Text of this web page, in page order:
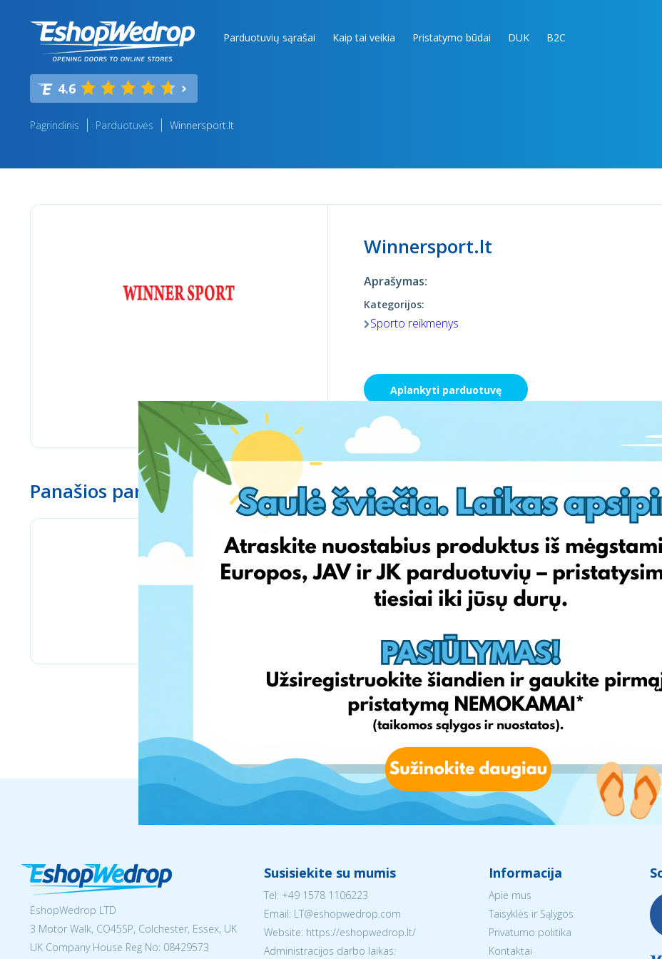
Parduotuvių sąrašai Kaip tai veikia Pristatymo būdai DUK B2C
4.6
Pagrindinis Parduotuvės Winnersport.lt
Winnersport.lt
Aprašymas:
Kategorijos:
Sporto reikmenys
Aplankyti parduotuvę
Panašios parduotuvės
EshopWedrop LTD
3 Motor Walk, CO45SP, Colchester, Essex, UK
UK Company House Reg No: 08429573
Susisiekite su mumis
Tel: +49 1578 1106223
Email: LT@eshopwedrop.com
Website: https://eshopwedrop.lt/
Administracijos darbo laikas:
Informacija
Apie mus
Taisyklės ir Sąlygos
Privatumo politika
Kontaktai